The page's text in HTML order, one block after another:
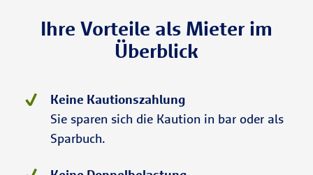
Ihre Vorteile als Mieter im
Überblick
Keine Kautionszahlung
Sie sparen sich die Kaution in bar oder als
Sparbuch.